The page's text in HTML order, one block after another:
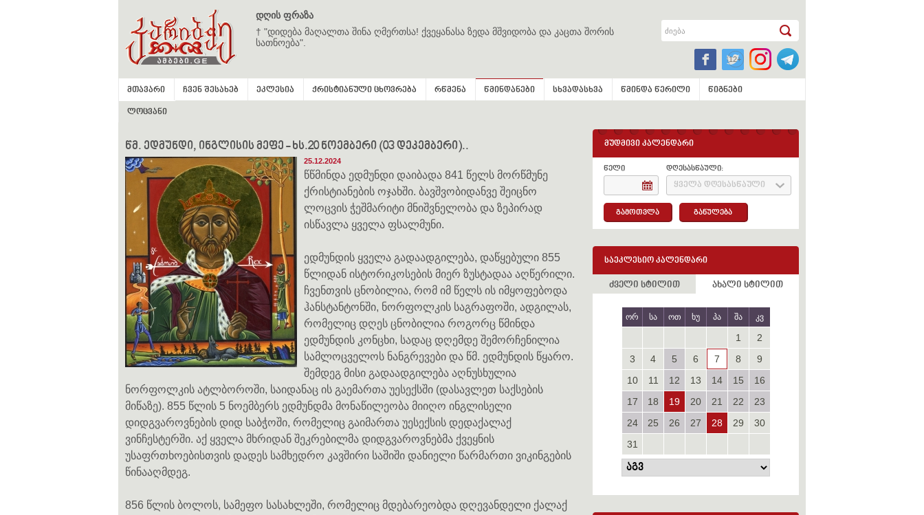
დღის ფრაზა
† "დიდება მაღალთა შინა ღმერთსა! ქვეყანასა ზედა მშვიდობა და კაცთა შორის
სათნოება".
მთავარი ჩვენ შესახებ ეკლესია ქრისტიანული ცხოვრება რწმენა წმინდანები სხვადასხვა წმინდა წერილი წიგნები
ლოცვანი
წმ. ედმუნდი, ინგლისის მეფე - ხს.20 ნოემბერი (03 დეკემბერი)..
25.12.2024
წწმინდა ედმუნდი დაიბადა 841 წელს მორწმუნე
ქრისტიანების ოჯახში. ბავშვობიდანვე შეიცნო
ლოცვის ჭეშმარიტი მნიშვნელობა და ზეპირად
ისწავლა ყველა ფსალმუნი.
ედმუნდის ყველა გადაადგილება, დაწყებული 855
წლიდან ისტორიკოსების მიერ ზუსტადაა აღწერილი.
ჩვენთვის ცნობილია, რომ იმ წელს ის იმყოფებოდა
ჰანსტანტონში, ნორფოლკის საგრაფოში, ადგილას,
რომელიც დღეს ცნობილია როგორც წმინდა
ედმუნდის კონცხი, სადაც დღემდე შემორჩენილია
სამლოცველოს ნანგრევები და წმ. ედმუნდის წყარო.
შემდეგ მისი გადაადგილება აღნუსხულია
ნორფოლკის ატლბოროში, საიდანაც ის გაემართა უესექსში (დასავლეთ საქსების
მიწაზე). 855 წლის 5 ნოემბერს ედმუნდმა მონაწილეობა მიიღო ინგლისელი
დიდგვაროვნების დიდ საბჭოში, რომელიც გაიმართა უესექსის დედაქალაქ
ვინჩესტერში. აქ ყველა მხრიდან შეკრებილმა დიდგვაროვნებმა ქვეყნის
უსაფრთხოებისთვის დადეს სამხედრო კავშირი საშიში დანიელი წარმართი ვიკინგების
წინააღმდეგ.
856 წლის ბოლოს, სამეფო სასახლეში, რომელიც მდებარეობდა დღევანდელი ქალაქ
მუდმივი კალენდარი
წელი დღესასწაული:
ყველა დღესასწაული
გამოთვლა განულება
საეკლესიო კალენდარი
ძველი სტილით ახალი სტილით
ორ სა ოთ ხუ პა შა კვ
1
2
3
4 5 6 7 8
9
10
11 12 13 14 15
16
17
18 19 20 21 22
23
24
25 26 27 28 29
30
31